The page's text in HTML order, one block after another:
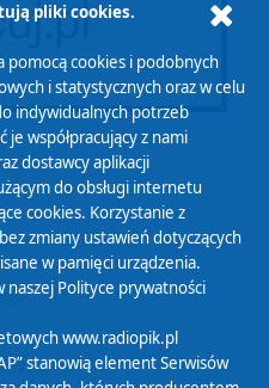
pliki cookies.
pomocą cookies i podobnych
i statystycznych oraz w celu
indywidualnych potrzeb
współpracujący z nami
dostawcy aplikacji
do obsługi internetu
cookies. Korzystanie z
zmiany ustawień dotyczących
w pamięci urządzenia.
naszej Polityce prywatności
www.radiopik.pl
stanowią element Serwisów